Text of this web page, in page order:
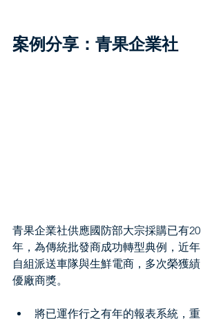
案例分享：青果企業社
青果企業社供應國防部大宗採購已有20
年，為傳統批發商成功轉型典例，近年
自組派送車隊與生鮮電商，多次榮獲績
優廠商獎。
將已運作行之有年的報表系統，重